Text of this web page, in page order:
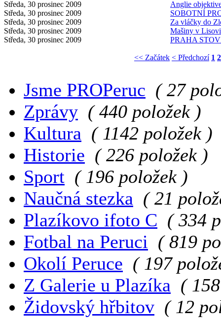
Středa, 30 prosinec 2009
Anglie
Středa, 30 prosinec 2009
SOBOTNÍ
Středa, 30 prosinec 2009
Za vláčky do
Středa, 30 prosinec 2009
Mašiny v
Středa, 30 prosinec 2009
PRAHA
<< Začátek < Předchozí 1 2
Jsme PROPeruc ( 27
Zprávy ( 440 položek )
Kultura ( 1142 položek )
Historie ( 226 položek )
Sport ( 196 položek )
Naučná stezka ( 21
Plazíkovo ifoto C ( 334
Fotbal na Peruci ( 819
Okolí Peruce ( 197
Z Galerie u Plazíka (
Židovský hřbitov ( 12